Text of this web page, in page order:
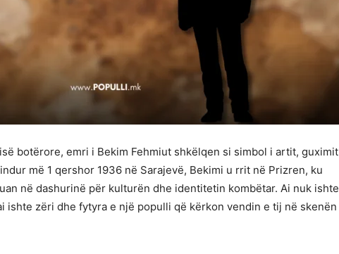
botërore, emri i Bekim Fehmiut shkëlqen si simbol i artit, guximit
më 1 qershor 1936 në Sarajevë, Bekimi u rrit në Prizren, ku
në dashurinë për kulturën dhe identitetin kombëtar. Ai nuk ishte
ishte zëri dhe fytyra e një populli që kërkon vendin e tij në skenën